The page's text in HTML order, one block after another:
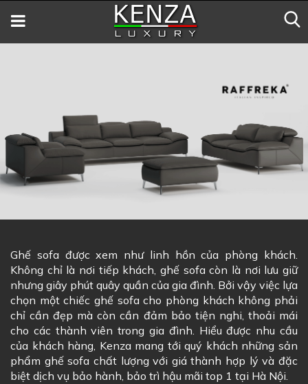
Ghế sofa được xem như linh hồn của phòng khách.
Không chỉ là nơi tiếp khách, ghế sofa còn là nơi lưu giữ
nhưng giây phút quây quần của gia đình. Bởi vậy việc lựa
chọn một chiếc ghế sofa cho phòng khách không phải
chỉ cần đẹp mà còn cần đảm bảo tiện nghi, thoải mái
cho các thành viên trong gia đình. Hiểu được nhu cầu
của khách hàng, Kenza mang tới quý khách những sản
phẩm ghế sofa chất lượng với giá thành hợp lý và đặc
biệt dịch vụ bảo hành, bảo trì hậu mãi top 1 tại Hà Nội.